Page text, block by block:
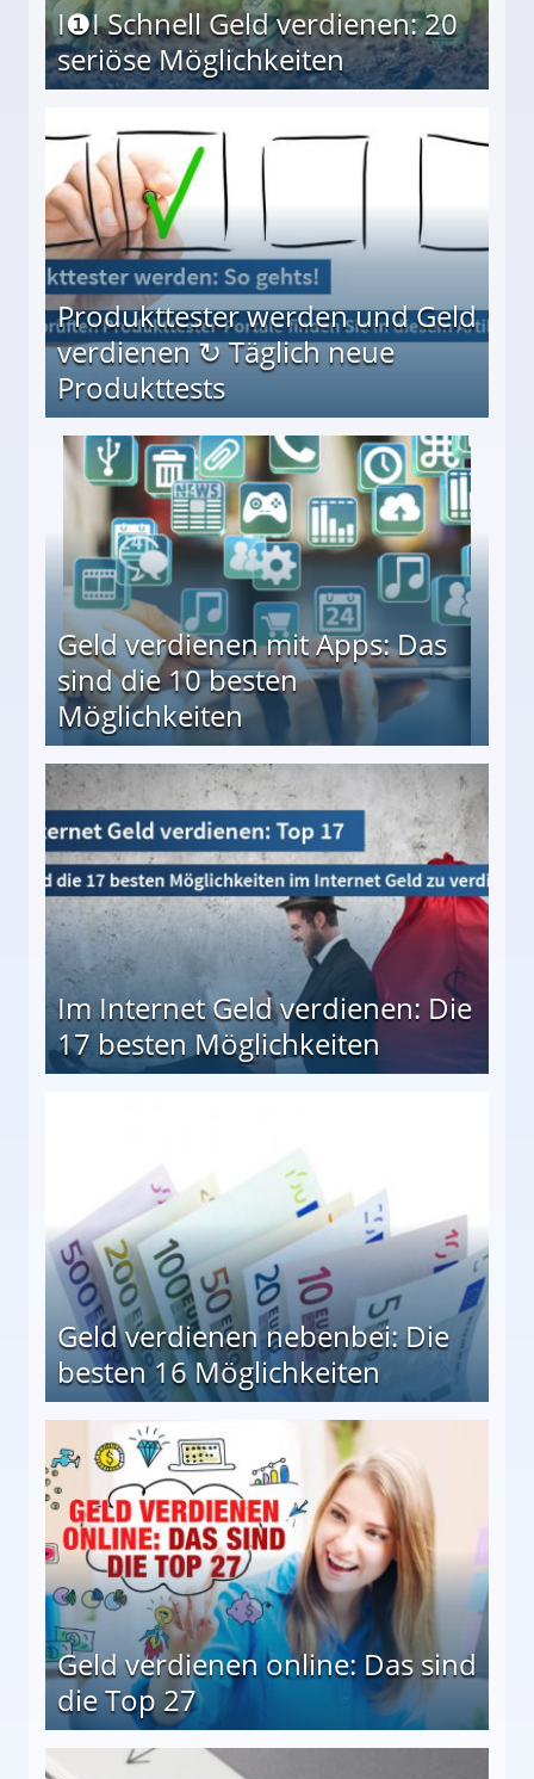
I❶I Schnell Geld verdienen: 20
seriöse Möglichkeiten
Produkttester werden und Geld
verdienen ↻ Täglich neue
Produkttests
↻ Täglich neue Produkttests
Geld verdienen mit Apps: Das
sind die 10 besten
Möglichkeiten
besten Möglichkeiten
Im Internet Geld verdienen: Die
17 besten Möglichkeiten
Geld verdienen nebenbei: Die
besten 16 Möglichkeiten
Geld verdienen online: Das sind
die Top 27